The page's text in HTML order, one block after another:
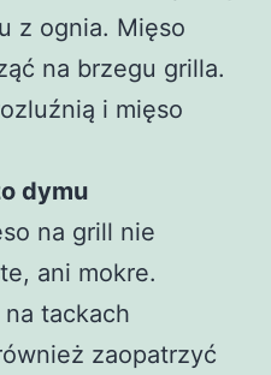
z ognia. Mięso
na brzegu grilla.
i mięso
dymu
na grill nie
ani mokre.
tackach
zaopatrzyć